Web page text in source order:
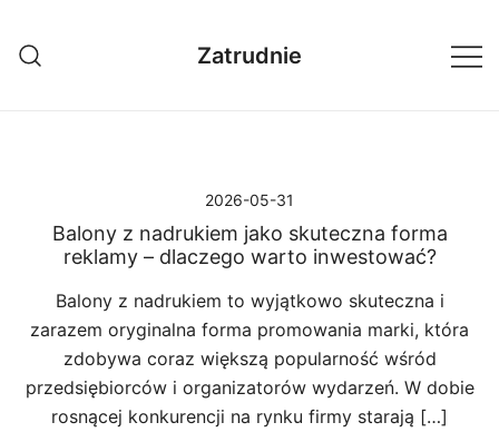
treści
Zatrudnie
2026-05-31
Balony z nadrukiem jako skuteczna forma
reklamy – dlaczego warto inwestować?
Balony z nadrukiem to wyjątkowo skuteczna i
zarazem oryginalna forma promowania marki, która
zdobywa coraz większą popularność wśród
przedsiębiorców i organizatorów wydarzeń. W dobie
rosnącej konkurencji na rynku firmy starają […]